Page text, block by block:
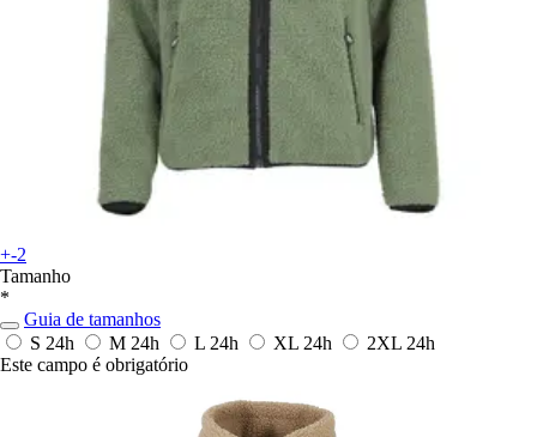
+-2
Tamanho
*
Guia de tamanhos
S 24h M 24h L 24h XL 24h 2XL 24h
Este campo é obrigatório